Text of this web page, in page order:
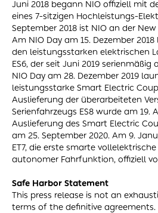
Juni 2018 begann NIO offiziell mit
eines 7-sitzigen Hochleistungs-
September 2018 ist NIO an der
Am NIO Day am 15. Dezember
den leistungsstarken elektrischen
ES6, der seit Juni 2019
NIO Day am 28. Dezember 2019
leistungsstarke Smart Electric
Auslieferung der überarbeiteten
Serienfahrzeugs ES8 wurde am 19.
Auslieferung des Smart Electric
am 25. September 2020. Am 9.
ET7, die erste smarte
autonomer Fahrfunktion, offiziell
Safe Harbor Statement
This press release is not an
terms of the definitive